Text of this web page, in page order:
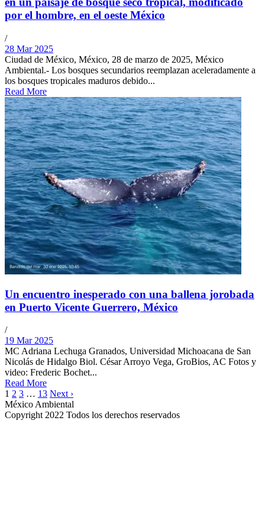
por el hombre, en el oeste México
/
28 Mar 2025
Ciudad de México, México, 28 de marzo de 2025, México
Ambiental.- Los bosques secundarios reemplazan aceleradamente a
los bosques tropicales maduros debido...
Read More
Un encuentro inesperado con una ballena jorobada
en Puerto Vicente Guerrero, México
/
19 Mar 2025
MC Adriana Lechuga Granados, Universidad Michoacana de San
Nicolás de Hidalgo Biol. César Arroyo Vega, GroBios, AC Fotos y
video: Frederic Bochet...
Read More
1 2 3 … 13 Next ›
México Ambiental
Copyright 2022 Todos los derechos reservados